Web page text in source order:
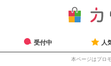
受付中 人
本ページはプロ